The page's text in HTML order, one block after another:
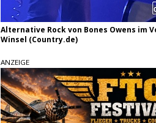
Alternative Rock von Bones Owens im
Winsel (Country.de)
ANZEIGE